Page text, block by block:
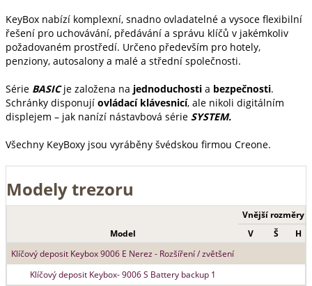
KeyBox nabízí komplexní, snadno ovladatelné a vysoce flexibilní
řešení pro uchovávání, předávání a správu klíčů v jakémkoliv
požadovaném prostředí. Určeno především pro hotely,
penziony, autosalony a malé a střední společnosti.
Série BASIC je založena na jednoduchosti a bezpečnosti.
Schránky disponují ovládací klávesnicí, ale nikoli digitálním
displejem – jak nanízí nástavbová série SYSTEM.
Všechny KeyBoxy jsou vyráběny švédskou firmou Creone.
Modely trezoru
Model
Vnější rozměry
V
Š
H
Klíčový deposit Keybox 9006 E Nerez - Rozšíření / zvětšení
Klíčový deposit Keybox- 9006 S Battery backup 1